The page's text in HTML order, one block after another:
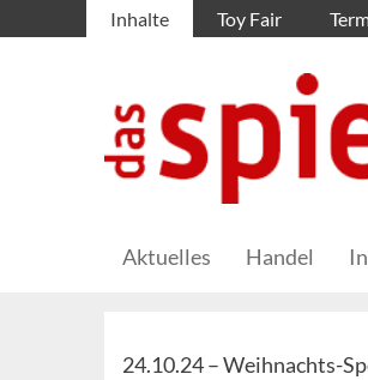
Inhalte Toy Fair
Aktuelles Handel
24.10.24 –Weihnachts-